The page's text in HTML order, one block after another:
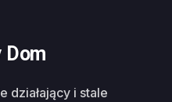
Dom
działający i stale